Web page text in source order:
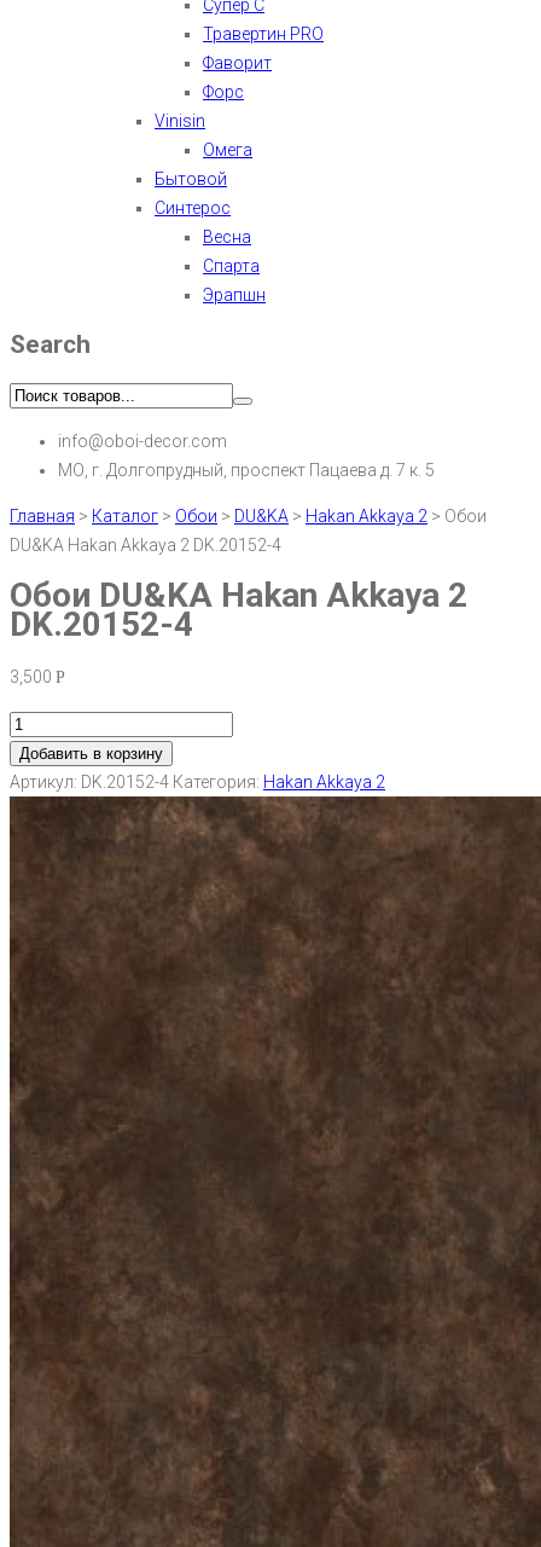
Супер С
Травертин PRO
Фаворит
Форс
Vinisin
Омега
Бытовой
Синтерос
Весна
Спарта
Эрапшн
Search
info@oboi-decor.com
МО, г. Долгопрудный, проспект Пацаева д. 7 к. 5
Главная > Каталог > Обои > DU&KA > Hakan Akkaya 2 > Обои
DU&KA Hakan Akkaya 2 DK.20152-4
Обои DU&KA Hakan Akkaya 2
DK.20152-4
3,500 Р
Добавить в корзину
Артикул: DK.20152-4 Категория: Hakan Akkaya 2